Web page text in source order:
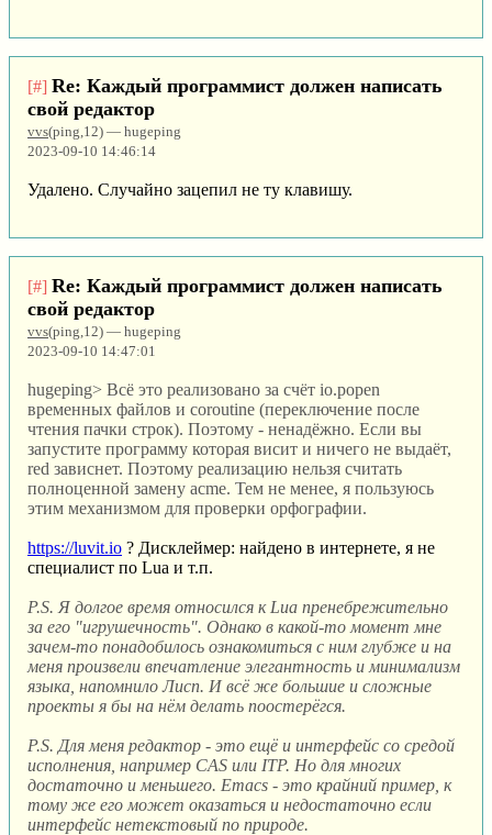
[#] Re: Каждый программист должен написать
свой редактор
vvs(ping,12) — hugeping
2023-09-10 14:46:14
Удалено. Случайно зацепил не ту клавишу.
[#] Re: Каждый программист должен написать
свой редактор
vvs(ping,12) — hugeping
2023-09-10 14:47:01
hugeping> Всё это реализовано за счёт io.popen
временных файлов и coroutine (переключение после
чтения пачки строк). Поэтому - ненадёжно. Если вы
запустите программу которая висит и ничего не выдаёт,
red зависнет. Поэтому реализацию нельзя считать
полноценной замену acme. Тем не менее, я пользуюсь
этим механизмом для проверки орфографии.
https://luvit.io ? Дисклеймер: найдено в интернете, я не
специалист по Lua и т.п.
P.S. Я долгое время относился к Lua пренебрежительно
за его "игрушечность". Однако в какой-то момент мне
зачем-то понадобилось ознакомиться с ним глубже и на
меня произвели впечатление элегантность и минимализм
языка, напомнило Лисп. И всё же большие и сложные
проекты я бы на нём делать поостерёгся.
P.S. Для меня редактор - это ещё и интерфейс со средой
исполнения, например CAS или ITP. Но для многих
достаточно и меньшего. Emacs - это крайний пример, к
тому же его может оказаться и недостаточно если
интерфейс нетекстовый по природе.